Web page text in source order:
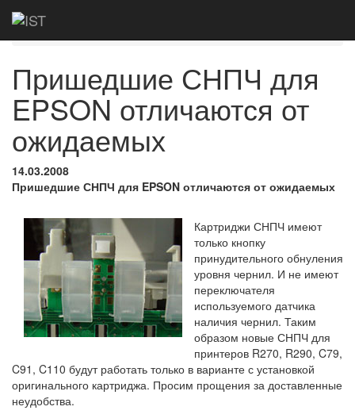
Главная
Пришедшие СНПЧ для
EPSON отличаются от
ожидаемых
14.03.2008
Пришедшие СНПЧ для EPSON отличаются от ожидаемых
Картриджи СНПЧ имеют
только кнопку
принудительного обнуления
уровня чернил. И не имеют
переключателя
используемого датчика
наличия чернил. Таким
образом новые СНПЧ для
принтеров R270, R290, C79,
C91, C110 будут работать только в варианте с установкой
оригинального картриджа. Просим прощения за доставленные
неудобства.